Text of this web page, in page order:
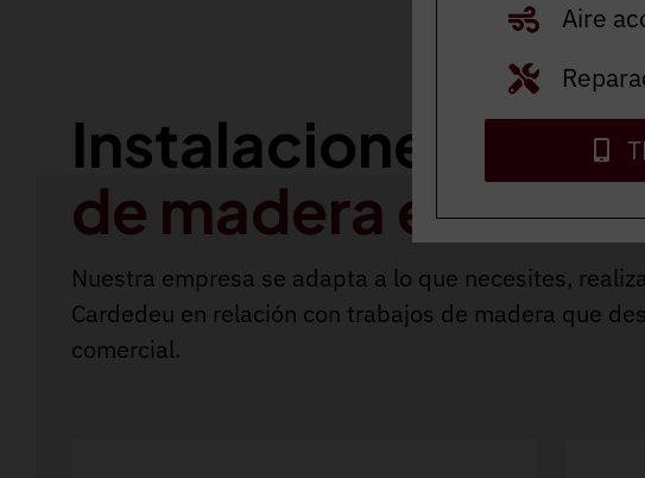
Instalaciones
de madera en
Nuestra empresa se adapta a lo que necesites,
Cardedeu en relación con trabajos de madera que
comercial.
Aire